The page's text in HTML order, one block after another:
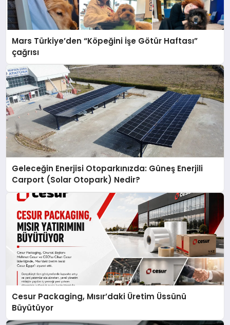
Mars Türkiye’den “Köpeğini İşe Götür Haftası”
çağrısı
Geleceğin Enerjisi Otoparkınızda: Güneş Enerjili
Carport (Solar Otopark) Nedir?
Cesur Packaging, Mısır’daki Üretim Üssünü
Büyütüyor